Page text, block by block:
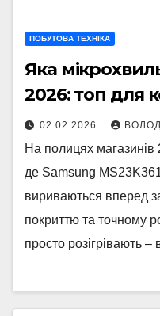
ПОБУТОВА ТЕХНІКА
Яка
2026: топ для
02.02.2026
На полицях магазинів
де Samsung
вириваються вперед
покриттю та точному
просто розігрівають